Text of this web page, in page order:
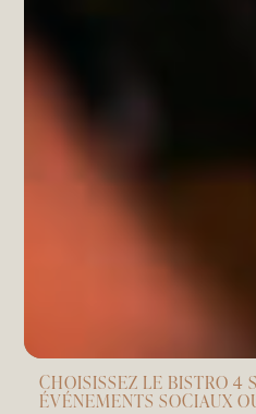
CHOISISSEZ LE BISTRO 4
ÉVÉNEMENTS SOCIAUX